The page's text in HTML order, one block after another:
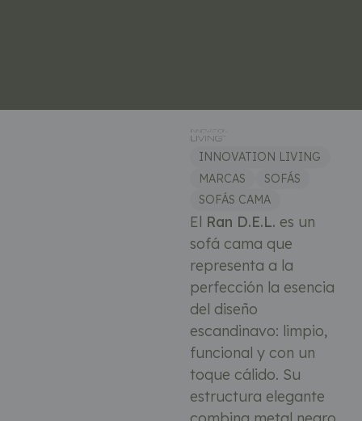
INNOVATION LIVING
MARCAS
SOFÁS
SOFÁS CAMA
El Ran D.E.L. es un
sofá cama que
representa a la
perfección la esencia
del diseño
escandinavo: limpio,
funcional y con un
toque cálido. Su
estructura elegante